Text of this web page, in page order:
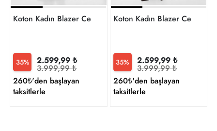
Koton Kadın Blazer Ceket 6SAK50047UW
35% 2.599,99 ₺
3.999,99 ₺
260₺'den başlayan
taksitlerle
Koton Kadın Blazer Ceket
35% 2.599,99 ₺
3.999,99 ₺
260₺'den başlayan
taksitlerle